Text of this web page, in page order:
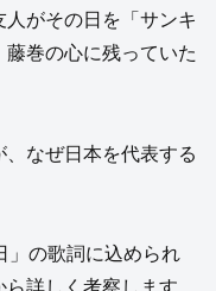
がその日を「サンキ
巻の心に残っていた
なぜ日本を代表する
」の歌詞に込められ